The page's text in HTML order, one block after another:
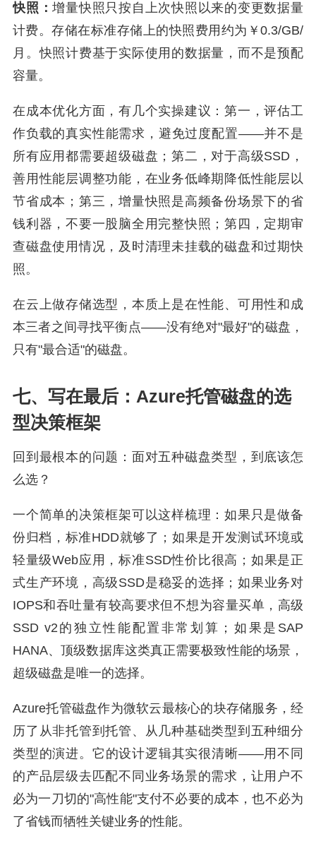
快照：增量快照只按自上次快照以来的变更数据量
计费。存储在标准存储上的快照费用约为￥0.3/GB/
月。快照计费基于实际使用的数据量，而不是预配
容量。
在成本优化方面，有几个实操建议：第一，评估工
作负载的真实性能需求，避免过度配置——并不是
所有应用都需要超级磁盘；第二，对于高级SSD，
善用性能层调整功能，在业务低峰期降低性能层以
节省成本；第三，增量快照是高频备份场景下的省
钱利器，不要一股脑全用完整快照；第四，定期审
查磁盘使用情况，及时清理未挂载的磁盘和过期快
照。
在云上做存储选型，本质上是在性能、可用性和成
本三者之间寻找平衡点——没有绝对"最好"的磁盘，
只有"最合适"的磁盘。
七、写在最后：Azure托管磁盘的选
型决策框架
回到最根本的问题：面对五种磁盘类型，到底该怎
么选？
一个简单的决策框架可以这样梳理：如果只是做备
份归档，标准HDD就够了；如果是开发测试环境或
轻量级Web应用，标准SSD性价比很高；如果是正
式生产环境，高级SSD是稳妥的选择；如果业务对
IOPS和吞吐量有较高要求但不想为容量买单，高级
SSD v2的独立性能配置非常划算；如果是SAP
HANA、顶级数据库这类真正需要极致性能的场景，
超级磁盘是唯一的选择。
Azure托管磁盘作为微软云最核心的块存储服务，经
历了从非托管到托管、从几种基础类型到五种细分
类型的演进。它的设计逻辑其实很清晰——用不同
的产品层级去匹配不同业务场景的需求，让用户不
必为一刀切的"高性能"支付不必要的成本，也不必为
了省钱而牺牲关键业务的性能。